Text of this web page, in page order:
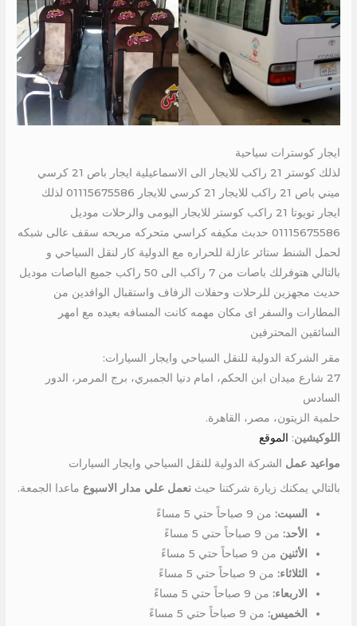
ايجار كوسترات سياحية
لذلك كوستر 21 راكب للايجار الى الاسماعيلية ايجار باص 21 كرسي
ميني باص 21 راكب للايجار 21 كرسي للايجار 01115675586 لذلك
ايجار تويوتا 21 راكب كوستر للايجار اليومى والرحلات موديل
01115675586 حدبث مكيفه كراسي متحركه مريحه سقف عالى شبكه
لحمل الشنط ستائر عازلة للحراره مع الدولية كار لنقل السياحي و
بالتالي هتوفرلك باصات من 7 راكب الى 50 راكب جميع الباصات موديل
حديث مجهزين للرحلات وحفلات الزفاف واستقبال الوافدين من
المطارات والسفر اى مكان مهمه كانت المسافه بعيده مع امهر
السائقين المحترفين
مقر الشركة الدولية للنقل السياحي وايجار السيارات:
27 شارع ميدان ابن الحكم، امام دنيا الجمبري، برج المرمر، الدور
السادس
حلمية الزيتون، مصر، القاهرة.
اللوكيشين: الموقع
مواعيد عمل الشركة الدولية للنقل السياحي وايجار السيارات
بالتالي يمكنك زيارة شركتنا حيثنعمل علي مدار الاسبوع ماعدا الجمعة.
السبت: من 9 صباحاً حتي 5 مساءً
الأحد: من 9 صباحاً حتي 5 مساءً
الأثنين من 9 صباحاً حتي 5 مساءً
الثلاثاء: من 9 صباحاً حتي 5 مساءً
الاربعاء: من 9 صباحاً حتي 5 مساءً
الخميس: من 9 صباحاً حتي 5 مساءً